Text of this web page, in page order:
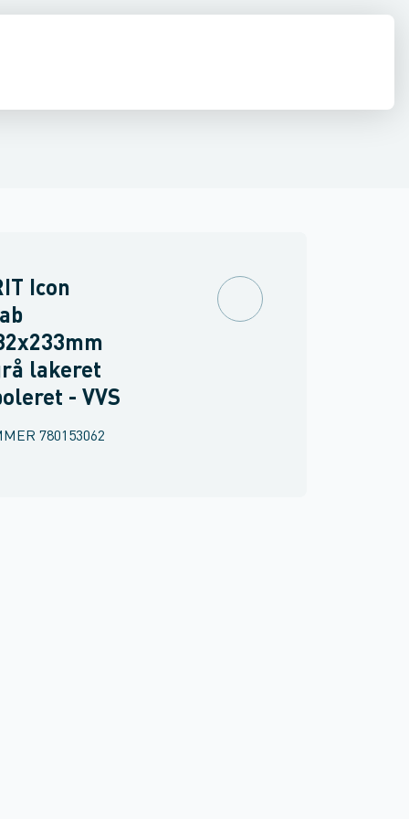
Icon
lakeret
- VVS
780153062